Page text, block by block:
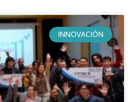
INNOVACIÓN